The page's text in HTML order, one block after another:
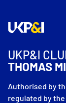
UKP&I
THOMAS
Authorised by
regulated by